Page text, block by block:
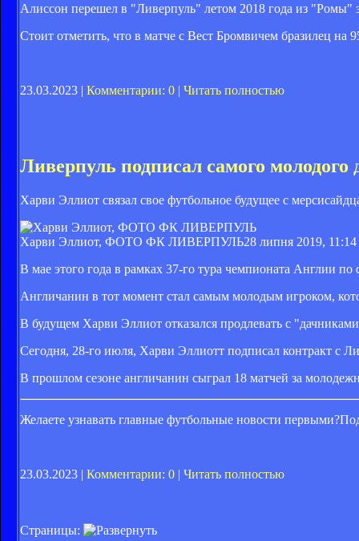
Алиссон перешел в "Ливерпуль" летом 2018 года из "Ромы"
Стоит отметить, что в матче с Вест Бромвичем бразилец
23.03.2023 | Комментарии: 0 | Читать полностью
Ливерпуль подписал самого
Харви Эллиот связал свое футбольное будущее с
Харви Эллиот, ФОТО ФК ЛИВЕРПУЛЬ28 липня 2019, 11:14
В мае этого года в рамках 37-го тура чемпионата Англии
Англичанин в тот момент стал самым молодым игроком,
В будущем Харви Эллиот отказался продлевать с
Сегодня, 28-го июля, Харви Эллиотт подписал контракт с
В прошлом сезоне англичанин сыграл 18 матчей за
Желаете узнавать главные футбольные новости
23.03.2023 | Комментарии: 0 | Читать полностью
Страницы: